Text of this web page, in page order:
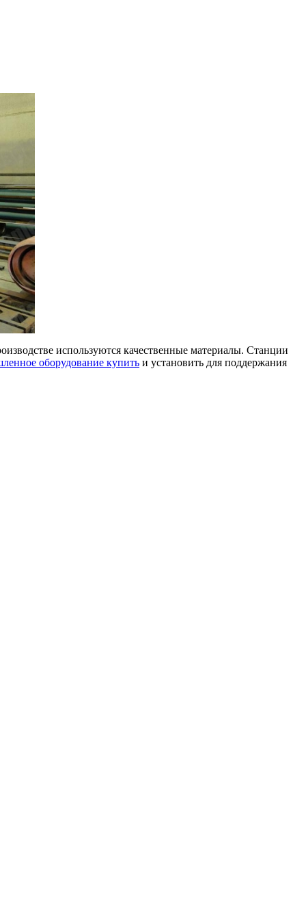
используются качественные материалы. Станции
оборудование купить и установить для поддержания